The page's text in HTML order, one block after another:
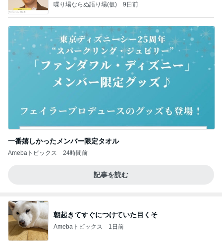
喋り場ならぬ語り場(仮) 9日前
一番嬉しかったメンバー限定タオル
Amebaトピックス 24時間前
記事を読む
朝起きてすぐにつけていた目くそ
Amebaトピックス 1日前